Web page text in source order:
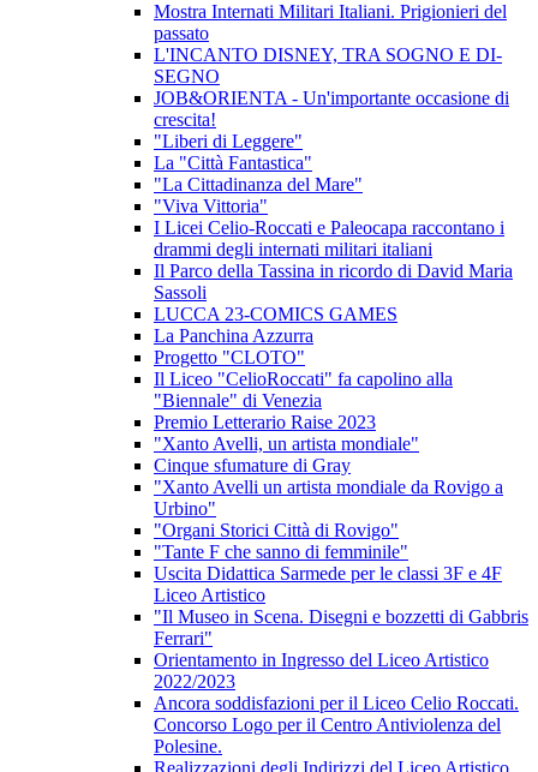
Mostra Internati Militari Italiani. Prigionieri del
passato
L'INCANTO DISNEY, TRA SOGNO E DI-
SEGNO
JOB&ORIENTA - Un'importante occasione di
crescita!
"Liberi di Leggere"
La "Città Fantastica"
"La Cittadinanza del Mare"
"Viva Vittoria"
I Licei Celio-Roccati e Paleocapa raccontano i
drammi degli internati militari italiani
Il Parco della Tassina in ricordo di David Maria
Sassoli
LUCCA 23-COMICS GAMES
La Panchina Azzurra
Progetto "CLOTO"
Il Liceo "CelioRoccati" fa capolino alla
"Biennale" di Venezia
Premio Letterario Raise 2023
"Xanto Avelli, un artista mondiale"
Cinque sfumature di Gray
"Xanto Avelli un artista mondiale da Rovigo a
Urbino"
"Organi Storici Città di Rovigo"
"Tante F che sanno di femminile"
Uscita Didattica Sarmede per le classi 3F e 4F
Liceo Artistico
"Il Museo in Scena. Disegni e bozzetti di Gabbris
Ferrari"
Orientamento in Ingresso del Liceo Artistico
2022/2023
Ancora soddisfazioni per il Liceo Celio Roccati.
Concorso Logo per il Centro Antiviolenza del
Polesine.